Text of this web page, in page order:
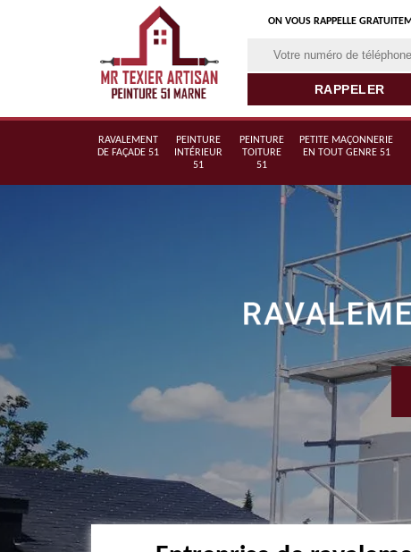
ON VOUS RAPPELLE
RAVALEMENT
DE FAÇADE 51
PEINTURE
INTÉRIEUR
51
PEINTURE
TOITURE
51
PETITE MAÇONNERIE
EN TOUT GENRE 51